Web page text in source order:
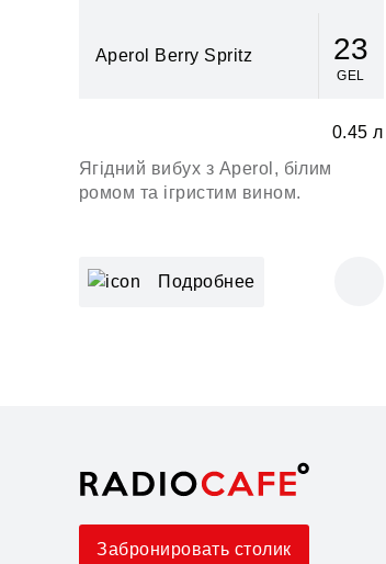
Aperol Berry Spritz 23
GEL
0.45 л
Ягідний вибух з Aperol, білим
ромом та ігристим вином.
Подробнее
Забронировать столик